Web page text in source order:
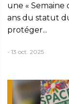
une «
ans du statut
protéger...
- 13 oct. 2025